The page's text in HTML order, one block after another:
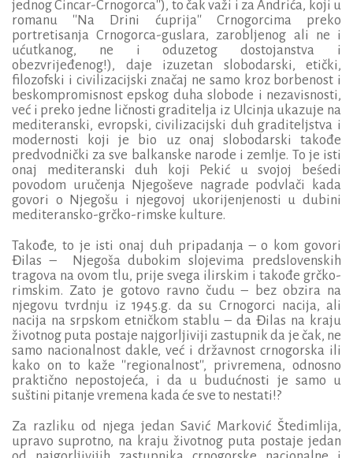
jednog Cincar-Crnogorca''), to čak važi i za Andrića, koji u
romanu ''Na Drini ćuprija'' Crnogorcima preko
portretisanja Crnogorca-guslara, zarobljenog ali ne i
ućutkanog, ne i oduzetog dostojanstva i
obezvrijeđenog!), daje izuzetan slobodarski, etički,
filozofski i civilizacijski značaj ne samo kroz borbenost i
beskompromisnost epskog duha slobode i nezavisnosti,
već i preko jedne ličnosti graditelja iz Ulcinja ukazuje na
mediteranski, evropski, civilizacijski duh graditeljstva i
modernosti koji je bio uz onaj slobodarski takođe
predvodnički za sve balkanske narode i zemlje. To je isti
onaj mediteranski duh koji Pekić u svojoj beśedi
povodom uručenja Njegoševe nagrade podvlači kada
govori o Njegošu i njegovoj ukorijenjenosti u dubini
mediteransko-grčko-rimske kulture.
Takođe, to je isti onaj duh pripadanja – o kom govori
Đilas – Njegoša dubokim slojevima predslovenskih
tragova na ovom tlu, prije svega ilirskim i takođe grčko-
rimskim. Zato je gotovo ravno čudu – bez obzira na
njegovu tvrdnju iz 1945.g. da su Crnogorci nacija, ali
nacija na srpskom etničkom stablu – da Đilas na kraju
životnog puta postaje najgorljiviji zastupnik da je čak, ne
samo nacionalnost dakle, već i državnost crnogorska ili
kako on to kaže ''regionalnost'', privremena, odnosno
praktično nepostojeća, i da u budućnosti je samo u
suštini pitanje vremena kada će sve to nestati!?
Za razliku od njega jedan Savić Marković Štedimlija,
upravo suprotno, na kraju životnog puta postaje jedan